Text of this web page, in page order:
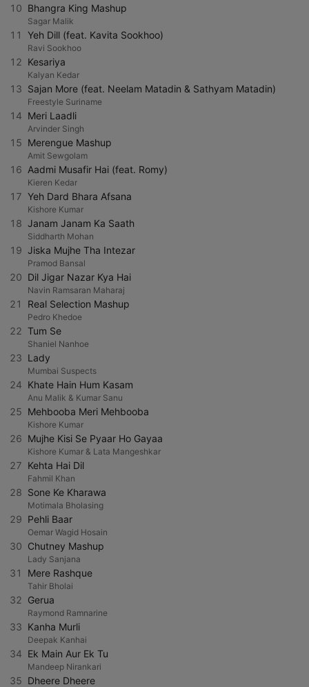
10 Bhangra King Mashup
Sagar Malik
11 Yeh Dill (feat. Kavita Sookhoo)
Ravi Sookhoo
12 Kesariya
Kalyan Kedar
13 Sajan More (feat. Neelam Matadin & Sathyam Matadin)
Freestyle Suriname
14 Meri Laadli
Arvinder Singh
15 Merengue Mashup
Amit Sewgolam
16 Aadmi Musafir Hai (feat. Romy)
Kieren Kedar
17 Yeh Dard Bhara Afsana
Kishore Kumar
18 Janam Janam Ka Saath
Siddharth Mohan
19 Jiska Mujhe Tha Intezar
Pramod Bansal
20 Dil Jigar Nazar Kya Hai
Navin Ramsaran Maharaj
21 Real Selection Mashup
Pedro Khedoe
22 Tum Se
Shaniel Nanhoe
23 Lady
Mumbai Suspects
24 Khate Hain Hum Kasam
Anu Malik & Kumar Sanu
25 Mehbooba Meri Mehbooba
Kishore Kumar
26 Mujhe Kisi Se Pyaar Ho Gayaa
Kishore Kumar & Lata Mangeshkar
27 Kehta Hai Dil
Fahmil Khan
28 Sone Ke Kharawa
Motimala Bholasing
29 Pehli Baar
Oemar Wagid Hosain
30 Chutney Mashup
Lady Sanjana
31 Mere Rashque
Tahir Bholai
32 Gerua
Raymond Ramnarine
33 Kanha Murli
Deepak Kanhai
34 Ek Main Aur Ek Tu
Mandeep Nirankari
35 Dheere Dheere